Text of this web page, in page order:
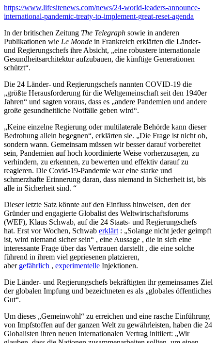
https://www.lifesitenews.com/news/24-world-leaders-announce-
international-pandemic-treaty-to-implement-great-reset-agenda
In der britischen Zeitung The Telegraph sowie in anderen
Publikationen wie Le Monde in Frankreich erklärten die Länder-
und Regierungschefs ihre Absicht, „eine robustere internationale
Gesundheitsarchitektur aufzubauen, die künftige Generationen
schützt“.
Die 24 Länder- und Regierungschefs nannten COVID-19 die
„größte Herausforderung für die Weltgemeinschaft seit den 1940er
Jahren“ und sagten voraus, dass es „andere Pandemien und andere
große gesundheitliche Notfälle geben wird“.
„Keine einzelne Regierung oder multilaterale Behörde kann dieser
Bedrohung allein begegnen“, erklärten sie. „Die Frage ist nicht ob,
sondern wann. Gemeinsam müssen wir besser darauf vorbereitet
sein, Pandemien auf hoch koordinierte Weise vorherzusagen, zu
verhindern, zu erkennen, zu bewerten und effektiv darauf zu
reagieren. Die Covid-19-Pandemie war eine starke und
schmerzhafte Erinnerung daran, dass niemand in Sicherheit ist, bis
alle in Sicherheit sind. “
Dieser letzte Satz könnte auf den Einfluss hinweisen, den der
Gründer und engagierte Globalist des Weltwirtschaftsforums
(WEF), Klaus Schwab, auf die 24 Staats- und Regierungschefs
hat. Erst vor Wochen, Schwab erklärt : „Solange nicht jeder geimpft
ist, wird niemand sicher sein“ , eine Aussage , die in sich eine
interessante Frage über das Vertrauen darstellt , die eine solche
führend in ihrem viel gepriesenen platzieren,
aber gefährlich , experimentelle Injektionen.
Die Länder- und Regierungschefs bekräftigten ihr gemeinsames Ziel
der globalen Impfung und bezeichneten es als „globales öffentliches
Gut“.
Um dieses „Gemeinwohl“ zu erreichen und eine rasche Einführung
von Impfstoffen auf der ganzen Welt zu gewährleisten, haben die 24
Globalisten ihren neuen internationalen Vertrag initiiert: „Wir